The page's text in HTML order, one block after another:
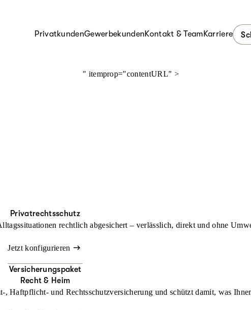
PrivatkundenGewerbekundenKontakt & TeamKarriere
" itemprop="contentURL" >
Privatrechtsschutz
rechtlich abgesichert – verlässlich, direkt und ohne
Jetzt konfigurieren
Versicherungspaket
Recht & Heim
Haftpflicht- und Rechtsschutzversicherung und schützt damit, was